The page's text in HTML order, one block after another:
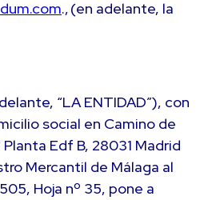
., (en adelante, la
“LA ENTIDAD”), con
social en Camino de
Planta Edf B, 28031 Madrid
Mercantil de Málaga al
Hoja nº 35, pone a